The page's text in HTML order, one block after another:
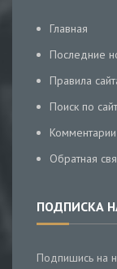
Главная
Последние
Правила
Поиск по
Комментарии
Обратная
ПОДПИСКА
Подпишись на